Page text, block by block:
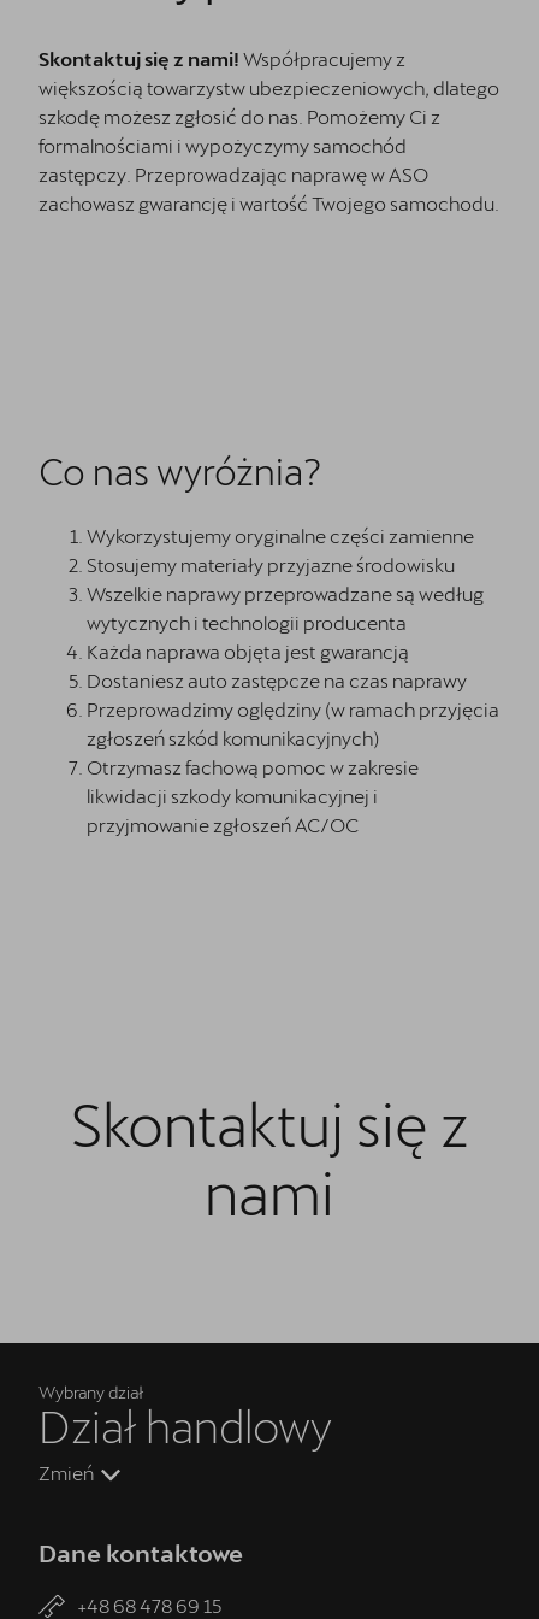
Skontaktuj się z nami! Współpracujemy z
większością towarzystw ubezpieczeniowych, dlatego
szkodę możesz zgłosić do nas. Pomożemy Ci z
formalnościami i wypożyczymy samochód
zastępczy. Przeprowadzając naprawę w ASO
zachowasz gwarancję i wartość Twojego samochodu.
Co nas wyróżnia?
Wykorzystujemy oryginalne części zamienne
Stosujemy materiały przyjazne środowisku
Wszelkie naprawy przeprowadzane są według
wytycznych i technologii producenta
Każda naprawa objęta jest gwarancją
Dostaniesz auto zastępcze na czas naprawy
Przeprowadzimy oględziny (w ramach przyjęcia
zgłoszeń szkód komunikacyjnych)
Otrzymasz fachową pomoc w zakresie
likwidacji szkody komunikacyjnej i
przyjmowanie zgłoszeń AC/OC
Skontaktuj się z
nami
Wybrany dział
Dział handlowy
Zmień
Dane kontaktowe
+48 68 478 69 15